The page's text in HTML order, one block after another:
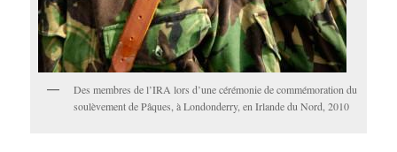
Des membres de l’IRA lors d’une cérémonie de commémoration du
soulèvement de Pâques, à Londonderry, en Irlande du Nord, 2010